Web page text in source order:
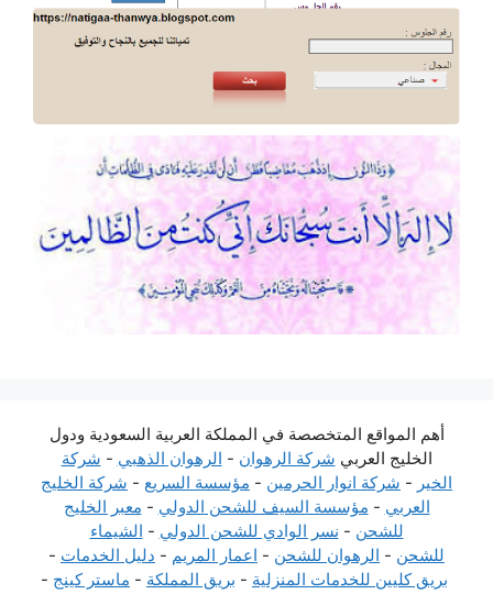
أهم المواقع المتخصصة في المملكة العربية السعودية ودول
الخليج العربي شركة الرهوان - الرهوان الذهبي - شركة
الخير - شركة انوار الحرمين - مؤسسة السريع - شركة الخليج
العربي - مؤسسة السيف للشحن الدولي - معبر الخليج
للشحن - نسر الوادي للشحن الدولي - الشيماء
للشحن - الرهوان للشحن - اعمار المريم - دليل الخدمات -
بريق كليين للخدمات المنزلية - بريق المملكة - ماستر كينج -